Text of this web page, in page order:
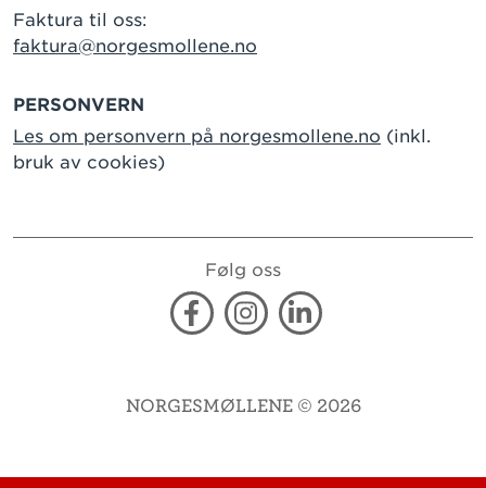
Faktura til oss:
faktura@norgesmollene.no
PERSONVERN
Les om personvern på norgesmollene.no (inkl.
bruk av cookies)
Følg oss
FacebookInstagramLinkedin
NORGESMØLLENE © 2026